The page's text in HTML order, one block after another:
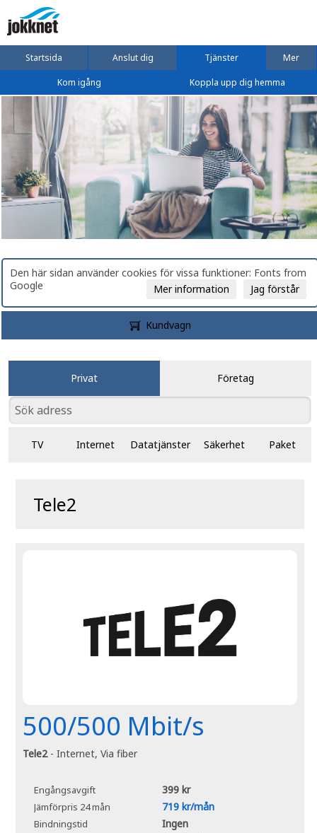
Startsida Anslut dig Tjänster Mer
Kom igång Koppla upp dig hemma
Den här sidan använder cookies för vissa funktioner: Fonts from
Google
Jag förstår
Mer information
Kundvagn
Privat Företag
TV Internet Datatjänster Säkerhet Paket
Tele2
500/500 Mbit/s
Tele2- Internet, Via fiber
Engångsavgift 399 kr
Jämförpris 24 mån 719 kr/mån
Bindningstid Ingen